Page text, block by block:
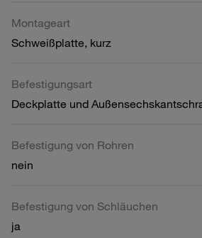
Montageart
Schweißplatte, kurz
Befestigungsart
Deckplatte und
Befestigung von Rohren
nein
Befestigung von Schläuchen
ja